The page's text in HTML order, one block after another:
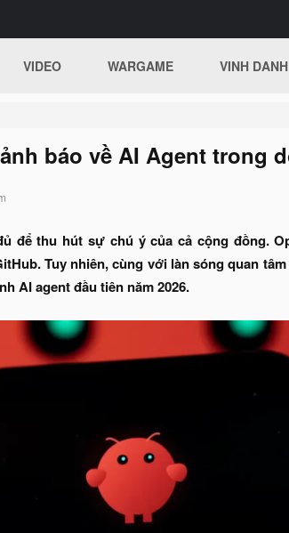
VIDEO WARGAME VINH DANH
báo về AI Agent trong
để thu hút sự chú ý của cả cộng đồng.
Tuy nhiên, cùng với làn sóng quan
AI agent đầu tiên năm 2026.